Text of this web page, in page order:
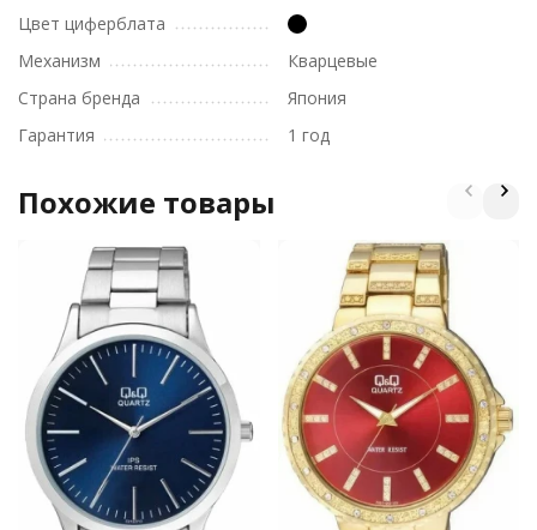
Цвет циферблата
Механизм
Кварцевые
Страна бренда
Япония
Гарантия
1 год
Похожие товары